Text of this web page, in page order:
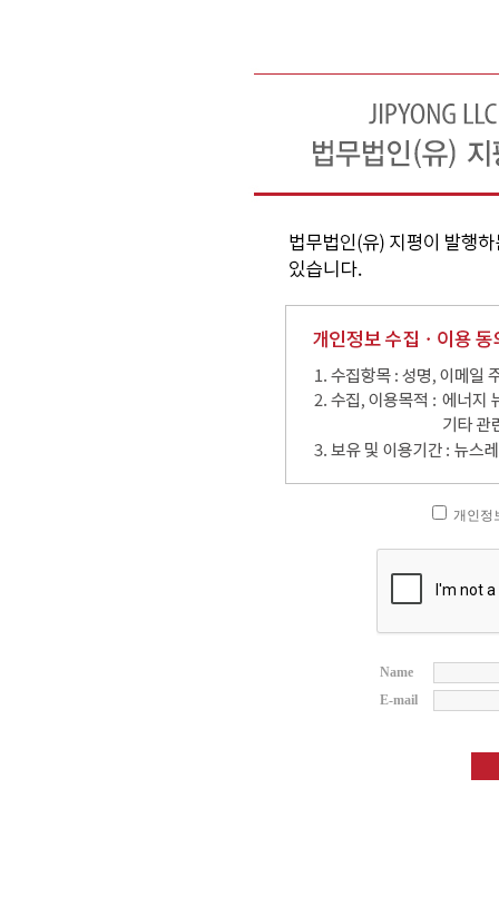
개인정
Name
E-mail